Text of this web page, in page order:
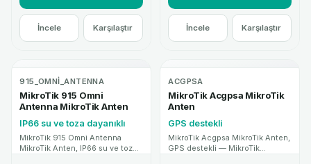
İncele Karşılaştır İncele Karşılaştır
915_OMNI_ANTENNA
MikroTik 915 Omni
Antenna MikroTik Anten
IP66 su ve toza dayanıklı
MikroTik 915 Omni Antenna
MikroTik Anten, IP66 su ve toza
ACGPSA
MikroTik Acgpsa MikroTik
Anten
GPS destekli
MikroTik Acgpsa MikroTik Anten,
GPS destekli — MikroTik